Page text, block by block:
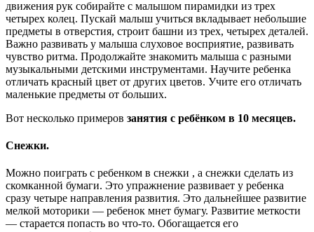
движения рук собирайте с малышом пирамидки из трех
четырех колец. Пускай малыш учиться вкладывает небольшие
предметы в отверстия, строит башни из трех, четырех деталей.
Важно развивать у малыша слуховое восприятие, развивать
чувство ритма. Продолжайте знакомить малыша с разными
музыкальными детскими инструментами. Научите ребенка
отличать красный цвет от других цветов. Учите его отличать
маленькие предметы от больших.
Вот несколько примеров занятия с ребёнком в 10 месяцев.
Снежки.
Можно поиграть с ребенком в снежки , а снежки сделать из
скомканной бумаги. Это упражнение развивает у ребенка
сразу четыре направления развития. Это дальнейшее развитие
мелкой моторики — ребенок мнет бумагу. Развитие меткости
— старается попасть во что-то. Обогащается его